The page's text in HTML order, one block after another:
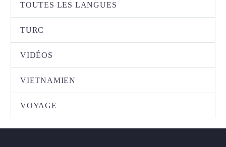
TOUTES LES LANGUES
TURC
VIDÉOS
VIETNAMIEN
VOYAGE